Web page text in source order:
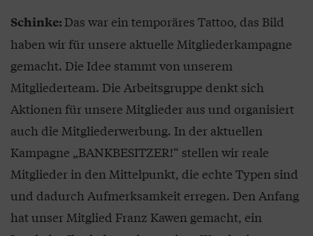
Schinke:Das war ein temporäres Tattoo, das Bild
haben wir für unsere aktuelle Mitgliederkampagne
gemacht. Die Idee stammt von unserem
Mitgliederteam. Die Arbeitsgruppe denkt sich
Aktionen für unsere Mitglieder aus und organisiert
auch die Mitgliederwerbung. In der aktuellen
Kampagne „BANKBESITZER!“ stellen wir reale
Mitglieder in den Mittelpunkt, die echte Typen sind
und dadurch Aufmerksamkeit erregen. Den Anfang
hat unser Mitglied Franz Kawen gemacht, ein